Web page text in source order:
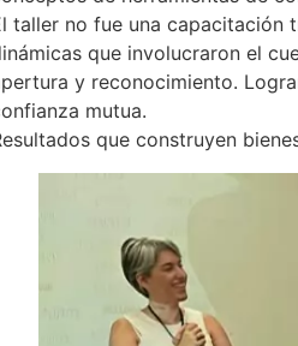
taller no fue una capacitación
que involucraron el
y reconocimiento.
mutua.
que construyen